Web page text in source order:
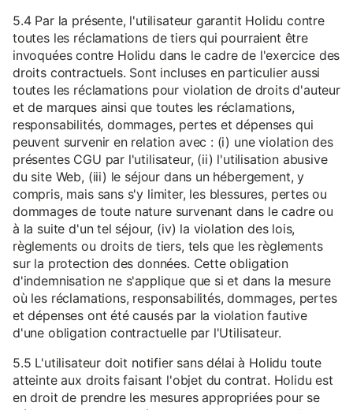
5.4 Par la présente, l'utilisateur garantit Holidu contre
toutes les réclamations de tiers qui pourraient être
invoquées contre Holidu dans le cadre de l'exercice des
droits contractuels. Sont incluses en particulier aussi
toutes les réclamations pour violation de droits d'auteur
et de marques ainsi que toutes les réclamations,
responsabilités, dommages, pertes et dépenses qui
peuvent survenir en relation avec : (i) une violation des
présentes CGU par l'utilisateur, (ii) l'utilisation abusive
du site Web, (iii) le séjour dans un hébergement, y
compris, mais sans s'y limiter, les blessures, pertes ou
dommages de toute nature survenant dans le cadre ou
à la suite d'un tel séjour, (iv) la violation des lois,
règlements ou droits de tiers, tels que les règlements
sur la protection des données. Cette obligation
d'indemnisation ne s'applique que si et dans la mesure
où les réclamations, responsabilités, dommages, pertes
et dépenses ont été causés par la violation fautive
d'une obligation contractuelle par l'Utilisateur.
5.5 L'utilisateur doit notifier sans délai à Holidu toute
atteinte aux droits faisant l'objet du contrat. Holidu est
en droit de prendre les mesures appropriées pour se